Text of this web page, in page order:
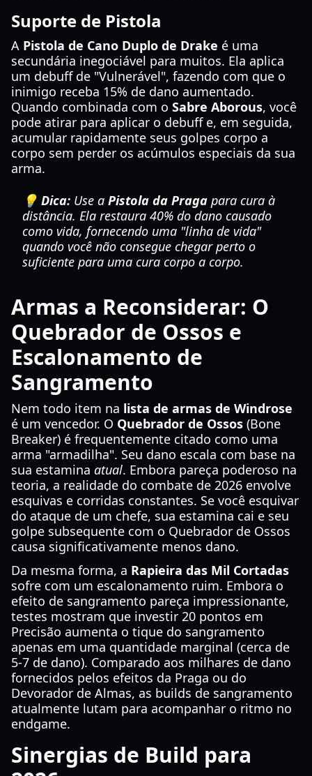
Suporte de Pistola
A Pistola de Cano Duplo de Drake é uma
secundária inegociável para muitos. Ela aplica
um debuff de "Vulnerável", fazendo com que o
inimigo receba 15% de dano aumentado.
Quando combinada com o Sabre Aborous, você
pode atirar para aplicar o debuff e, em seguida,
acumular rapidamente seus golpes corpo a
corpo sem perder os acúmulos especiais da sua
arma.
💡 Dica: Use a Pistola da Praga para cura à
distância. Ela restaura 40% do dano causado
como vida, fornecendo uma "linha de vida"
quando você não consegue chegar perto o
suficiente para uma cura corpo a corpo.
Armas a Reconsiderar: O
Quebrador de Ossos e
Escalonamento de
Sangramento
Nem todo item na lista de armas de Windrose
é um vencedor. O Quebrador de Ossos (Bone
Breaker) é frequentemente citado como uma
arma "armadilha". Seu dano escala com base na
sua estamina atual. Embora pareça poderoso na
teoria, a realidade do combate de 2026 envolve
esquivas e corridas constantes. Se você esquivar
do ataque de um chefe, sua estamina cai e seu
golpe subsequente com o Quebrador de Ossos
causa significativamente menos dano.
Da mesma forma, a Rapieira das Mil Cortadas
sofre com um escalonamento ruim. Embora o
efeito de sangramento pareça impressionante,
testes mostram que investir 20 pontos em
Precisão aumenta o tique do sangramento
apenas em uma quantidade marginal (cerca de
5-7 de dano). Comparado aos milhares de dano
fornecidos pelos efeitos da Praga ou do
Devorador de Almas, as builds de sangramento
atualmente lutam para acompanhar o ritmo no
endgame.
Sinergias de Build para